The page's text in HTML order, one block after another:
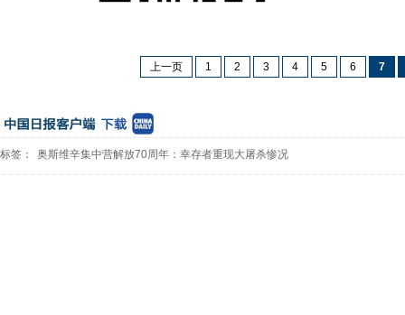
上一页 1 2 3 4 5 6 7
标签： 奥斯维辛集中营解放70周年：幸存者重现大屠杀惨况